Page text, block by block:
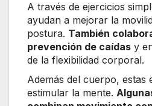
A través de ejercicios
ayudan a mejorar la
postura. También
prevención de caídas y
de la flexibilidad corporal.
Además del cuerpo, estas
estimular la mente.